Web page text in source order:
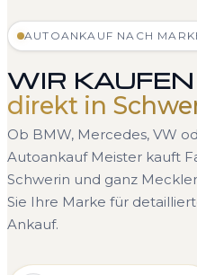
AUTOANKAUF NACH
WIR
direkt in
Ob BMW, Mercedes, VW
Autoankauf Meister kauft
Schwerin und ganz
Sie Ihre Marke für
Ankauf.